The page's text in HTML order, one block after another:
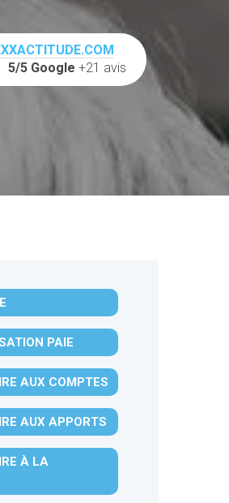
5/5 Google +21 avis
PAIE
AUX COMPTES
AUX APPORTS
À LA